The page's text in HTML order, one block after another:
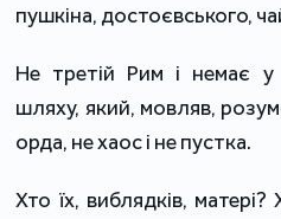
пушкіна, достоєвського,
Не третій Рим і немає
шляху, який, мовляв,
орда, не хаос і не пустка.
Хто їх, виблядків, матері?